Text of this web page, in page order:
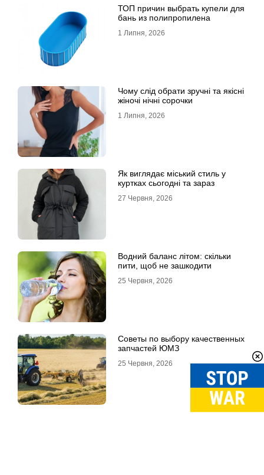
ТОП причин выбрать купели для
бань из полипропилена
1 Липня, 2026
Чому слід обрати зручні та якісні
жіночі нічні сорочки
1 Липня, 2026
Як виглядає міський стиль у
куртках сьогодні та зараз
27 Червня, 2026
Водний баланс літом: скільки
пити, щоб не зашкодити
25 Червня, 2026
Советы по выбору качественных
запчастей ЮМЗ
25 Червня, 2026